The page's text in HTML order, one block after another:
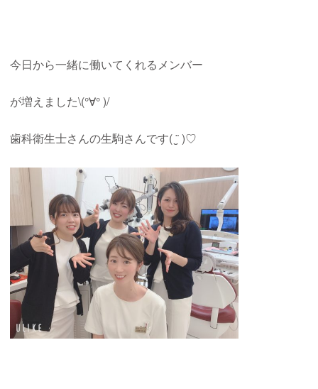
今日から一緒に働いてくれるメンバー
が増えました\(°∀° )/
歯科衛生士さんの生駒さんです( ¨̮ )♡